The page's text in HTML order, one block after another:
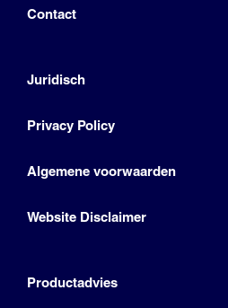
Contact
Juridisch
Privacy Policy
Algemene voorwaarden
Website Disclaimer
Productadvies